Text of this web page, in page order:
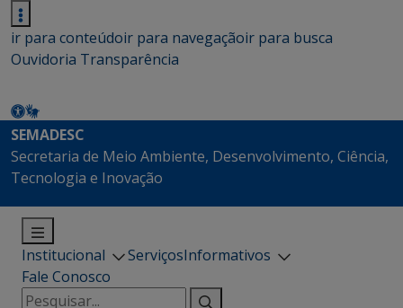
ir para conteúdoir para navegaçãoir para busca
Ouvidoria Transparência
SEMADESC
Secretaria de Meio Ambiente, Desenvolvimento, Ciência,
Tecnologia e Inovação
Institucional ServiçosInformativos
Fale Conosco
Pesquisar